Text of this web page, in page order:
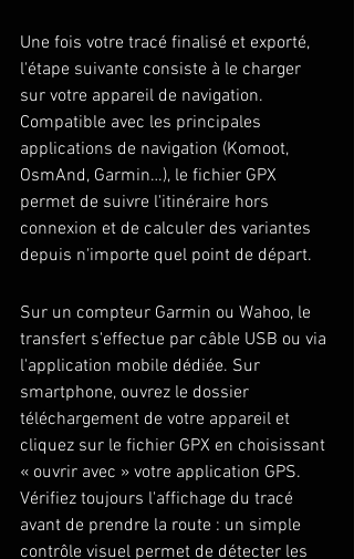
Une fois votre tracé finalisé et exporté,
l'étape suivante consiste à le charger
sur votre appareil de navigation.
Compatible avec les principales
applications de navigation (Komoot,
OsmAnd, Garmin…), le fichier GPX
permet de suivre l'itinéraire hors
connexion et de calculer des variantes
depuis n'importe quel point de départ.
Sur un compteur Garmin ou Wahoo, le
transfert s'effectue par câble USB ou via
l'application mobile dédiée. Sur
smartphone, ouvrez le dossier
téléchargement de votre appareil et
cliquez sur le fichier GPX en choisissant
« ouvrir avec » votre application GPS.
Vérifiez toujours l'affichage du tracé
avant de prendre la route : un simple
contrôle visuel permet de détecter les